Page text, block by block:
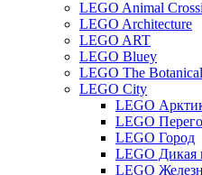
LEGO Animal
LEGO Architecture
LEGO ART
LEGO Bluey
LEGO The
LEGO City
LEGO
LEGO
LEGO Город
LEGO Дикая
LEGO